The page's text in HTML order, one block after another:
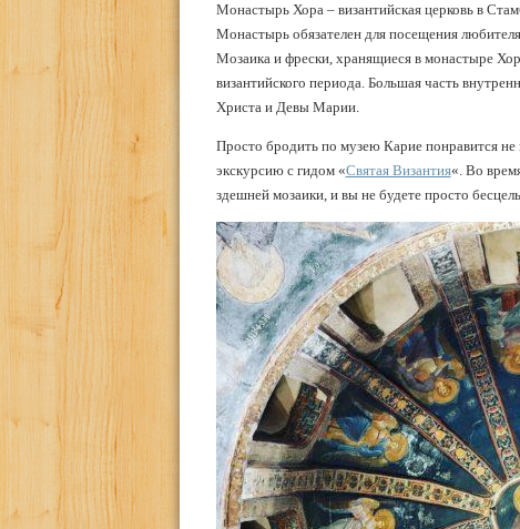
Монастырь Хора – византийская церковь в
Монастырь обязателен для посещения
Мозаика и фрески, хранящиеся в монастыре
византийского периода. Большая часть
Христа и Девы Марии.
Просто бродить по музею Карие понравится
экскурсию с гидом «Святая Византия«. Во
здешней мозаики, и вы не будете просто